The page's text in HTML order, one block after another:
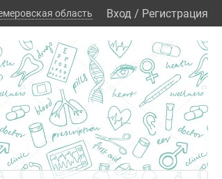
область Вход / Регистрация